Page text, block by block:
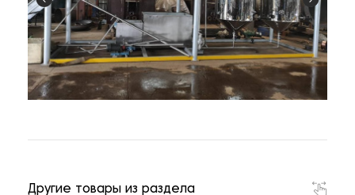
Другие товары из раздела